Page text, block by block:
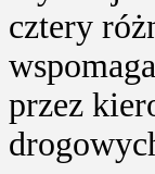
cztery
przez